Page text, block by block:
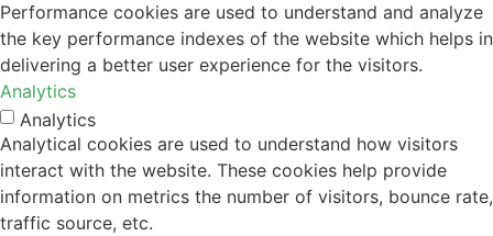
Performance cookies are used to understand and analyze
the key performance indexes of the website which helps in
delivering a better user experience for the visitors.
Analytics
Analytics
Analytical cookies are used to understand how visitors
interact with the website. These cookies help provide
information on metrics the number of visitors, bounce rate,
traffic source, etc.